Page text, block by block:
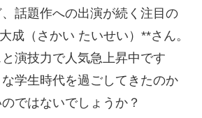
話題作への出演が続く注目の
成（さかい たいせい）**さん。
演技力で人気急上昇中です
学生時代を過ごしてきたのか
ではないでしょうか？